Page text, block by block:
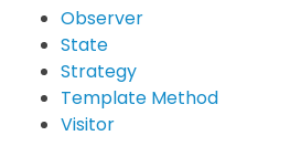
Observer
State
Strategy
Template Method
Visitor